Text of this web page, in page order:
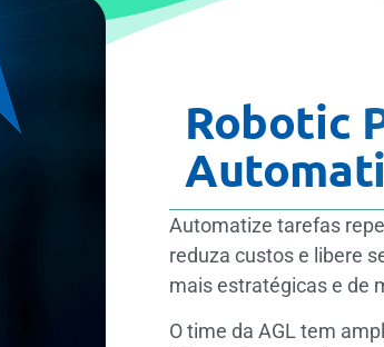
Robotic
Automatize tarefas
reduza custos e libere
mais estratégicas e de
O time da AGL tem